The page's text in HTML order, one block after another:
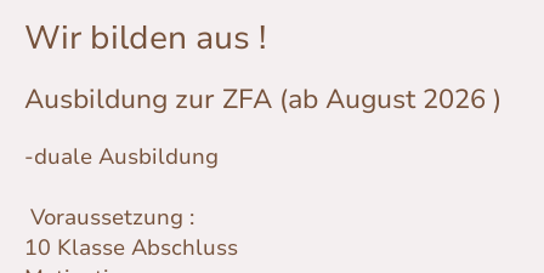
Wir bilden aus !
Ausbildung zur ZFA (ab August 2026 )
-duale Ausbildung
Voraussetzung :
10 Klasse Abschluss